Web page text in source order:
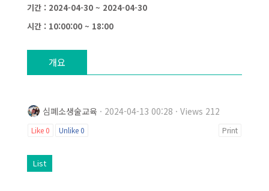
기간 : 2024-04-30 ~ 2024-04-30
시간 : 10:00:00 ~ 18:00
개요
심폐소생술교육 · 2024-04-13 00:28 · Views 212
Like 0 Unlike0 Print
List